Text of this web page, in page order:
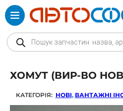
Products search
ХОМУТ (ВИР-ВО
КАТЕГОРІЯ: HOBI, ВАНТАЖНІ